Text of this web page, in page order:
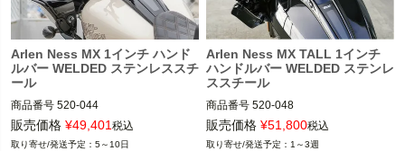
Arlen Ness MX 1インチ ハンド
ルバー WELDED ステンレススチ
ール
商品番号 520-044
3OT：0601-6264
販売価格 ¥49,401税込
5～10日
Arlen Ness MX TALL 1インチ
ハンドルバー WELDED ステンレ
ススチール
商品番号 520-048
3OT：0601-6762
販売価格 ¥51,800税込
1～3週